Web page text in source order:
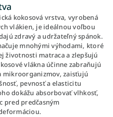
kokosová vrstva, vyrobená
vlákien, je ideálnou voľbou
zdravý a udržateľný spánok.
mnohými výhodami, ktoré
životnosti matraca a zlepšujú
vlákna účinne zabraňujú
mikroorganizmov, zaisťujú
pevnosť a elasticitu
dokážu absorbovať vlhkosť,
pred predčasným